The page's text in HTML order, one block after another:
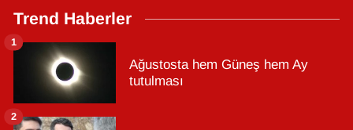
Trend Haberler
Ağustosta hem Güneş hem Ay
tutulması
1
2